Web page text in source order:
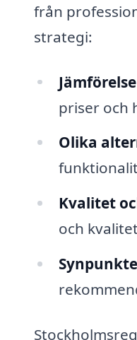
från
strategi:
priser och
Olika
Kvalitet
och